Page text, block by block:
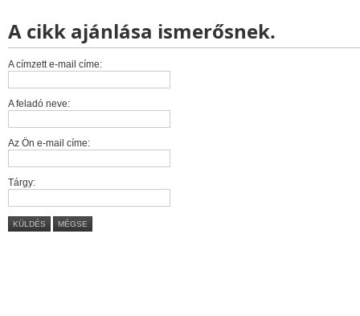
A cikk ajánlása ismerősnek.
A címzett e-mail címe:
A feladó neve:
Az Ön e-mail címe:
Tárgy:
KÜLDÉS MÉGSE